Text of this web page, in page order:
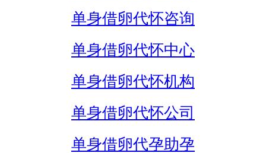
单身借卵代怀咨询
单身借卵代怀中心
单身借卵代怀机构
单身借卵代怀公司
单身借卵代孕助孕